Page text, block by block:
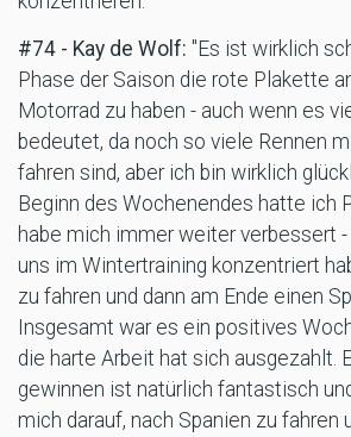
#74 - Kay de Wolf: "Es ist wirklich
Phase der Saison die rote Plakette
Motorrad zu haben - auch wenn es
bedeutet, da noch so viele Rennen
fahren sind, aber ich bin wirklich
Beginn des Wochenendes hatte ich
habe mich immer weiter verbessert
uns im Wintertraining konzentriert
zu fahren und dann am Ende einen
Insgesamt war es ein positives
die harte Arbeit hat sich ausgezahlt.
gewinnen ist natürlich fantastisch
mich darauf, nach Spanien zu fahren